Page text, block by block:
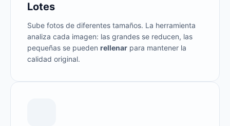
Lotes
Sube fotos de diferentes tamaños. La herramienta
analiza cada imagen: las grandes se reducen, las
pequeñas se pueden rellenar para mantener la
calidad original.